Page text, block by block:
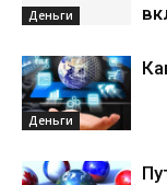
Деньги
Деньги